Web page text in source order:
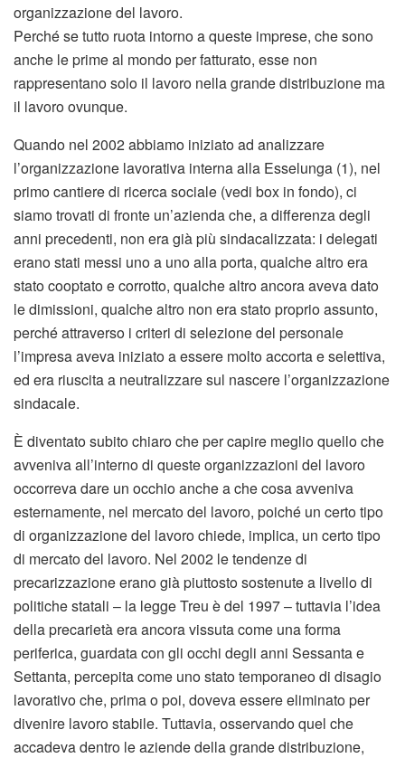
organizzazione del lavoro.
Perché se tutto ruota intorno a queste imprese, che sono
anche le prime al mondo per fatturato, esse non
rappresentano solo il lavoro nella grande distribuzione ma
il lavoro ovunque.
Quando nel 2002 abbiamo iniziato ad analizzare
l’organizzazione lavorativa interna alla Esselunga (1), nel
primo cantiere di ricerca sociale (vedi box in fondo), ci
siamo trovati di fronte un’azienda che, a differenza degli
anni precedenti, non era già più sindacalizzata: i delegati
erano stati messi uno a uno alla porta, qualche altro era
stato cooptato e corrotto, qualche altro ancora aveva dato
le dimissioni, qualche altro non era stato proprio assunto,
perché attraverso i criteri di selezione del personale
l’impresa aveva iniziato a essere molto accorta e selettiva,
ed era riuscita a neutralizzare sul nascere l’organizzazione
sindacale.
È diventato subito chiaro che per capire meglio quello che
avveniva all’interno di queste organizzazioni del lavoro
occorreva dare un occhio anche a che cosa avveniva
esternamente, nel mercato del lavoro, poiché un certo tipo
di organizzazione del lavoro chiede, implica, un certo tipo
di mercato del lavoro. Nel 2002 le tendenze di
precarizzazione erano già piuttosto sostenute a livello di
politiche statali – la legge Treu è del 1997 – tuttavia l’idea
della precarietà era ancora vissuta come una forma
periferica, guardata con gli occhi degli anni Sessanta e
Settanta, percepita come uno stato temporaneo di disagio
lavorativo che, prima o poi, doveva essere eliminato per
divenire lavoro stabile. Tuttavia, osservando quel che
accadeva dentro le aziende della grande distribuzione,